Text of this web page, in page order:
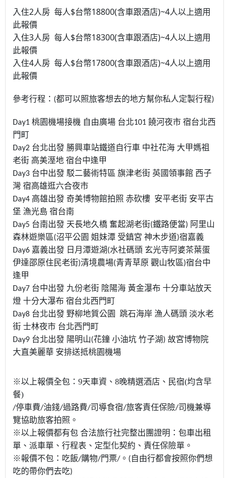
入住2人房 每人$台幣18800(含車跟酒店)~4人以上適用
此報價
入住3人房 每人$台幣18300(含車跟酒店)~4人以上適用
此報價
入住4人房 每人$台幣17800(含車跟酒店)~4人以上適用
此報價
參考行程：(都可以照旅客想去的地方幫你私人定製行程)
Day1 桃園機場接機 自由廣場 台北101 饒河夜市 宿台北西
門町
Day2 台北出發 勝興車站鐵道自行車 中社花海 大甲媽祖
老街 高美溼地 宿台中逢甲
Day3 台中出發 駁二藝術特區 旗津老街 英國領事館 西子
灣 宿高雄逛六合夜市
Day4 高雄出發 奇美博物館拍照 赤砍樓 安平老街 安平古
堡 漁光島 宿台南
Day5 台南出發 天長地久橋 奮起湖老街(鐵路便當) 阿里山
森林遊樂區(沼平公園 姐妹潭 受鎮宮 神木步道)宿嘉義
Day6 嘉義出發 日月潭遊湖(水社碼頭 玄光寺阿婆茶葉蛋
伊達邵原住民老街)清境農場(青青草原 觀山牧區)宿台中
逢甲
Day7 台中出發 九份老街 陰陽海 黃金瀑布 十分車站放天
燈 十分大瀑布 宿台北西門町
Day8 台北出發 野柳地質公園 跳石海岸 漁人碼頭 淡水老
街 士林夜市 台北西門町
Day9 台北出發 陽明山(花鐘 小油坑 竹子湖) 故宮博物院
大直美麗華 安排送抵桃園機場
※以上報價全包：9天車資、8晚精選酒店、民宿(均含早
餐)
/停車費/油錢/過路費/司導食宿/旅客責任保險/司機兼導
覽協助旅客拍照。
※以上報價都有包 合法旅行社完整出團證明：包車出租
單、派車單、行程表、定型化契約、責任保險單。
※報價不包：吃飯/購物/門票/ 。 (自由行都會按照你們想
吃的帶你們去吃)